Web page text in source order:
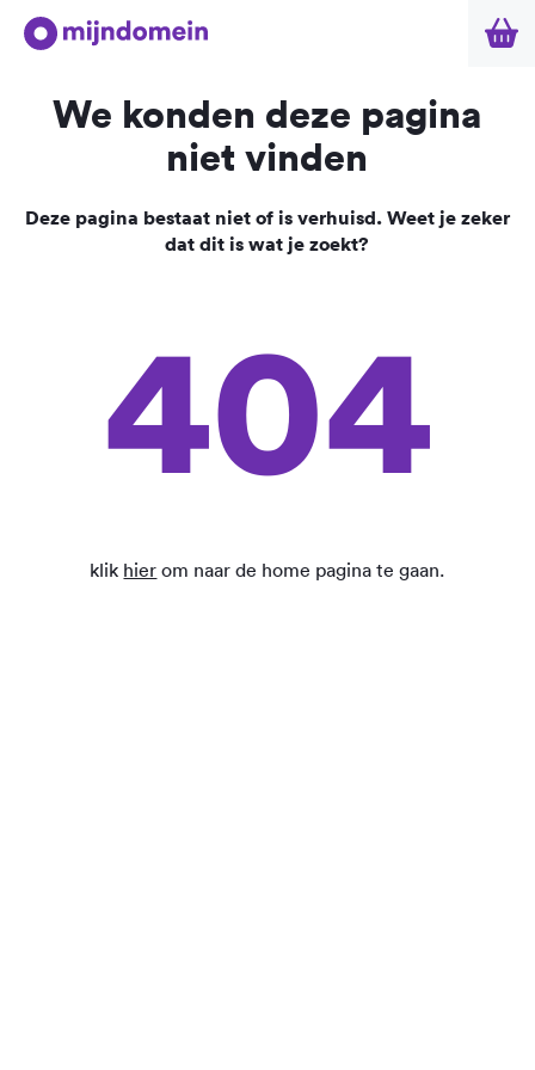
We konden deze pagina
niet vinden
Deze pagina bestaat niet of is verhuisd. Weet je zeker
dat dit is wat je zoekt?
404
klik hier om naar de home pagina te gaan.